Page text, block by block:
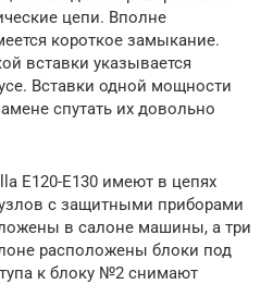
цепи. Вполне
короткое замыкание.
вставки указывается
Вставки одной мощности
спутать их довольно
E120-E130 имеют в цепях
с защитными приборами
в салоне машины, а три
расположены блоки под
к блоку №2 снимают